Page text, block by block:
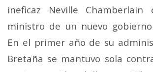
ineficaz Neville Chamberlain
ministro de un nuevo
En el primer año de su
Bretaña se mantuvo sola